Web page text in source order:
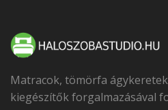
Matracok, tömörfa
kiegészítők forgalmazásával